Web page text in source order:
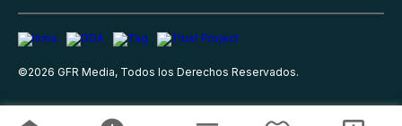
©2026 GFR Media, Todos los Derechos Reservados.